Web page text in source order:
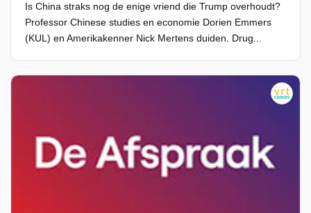
Is China straks nog de enige vriend die Trump overhoudt?
Professor Chinese studies en economie Dorien Emmers
(KUL) en Amerikakenner Nick Mertens duiden. Drug...